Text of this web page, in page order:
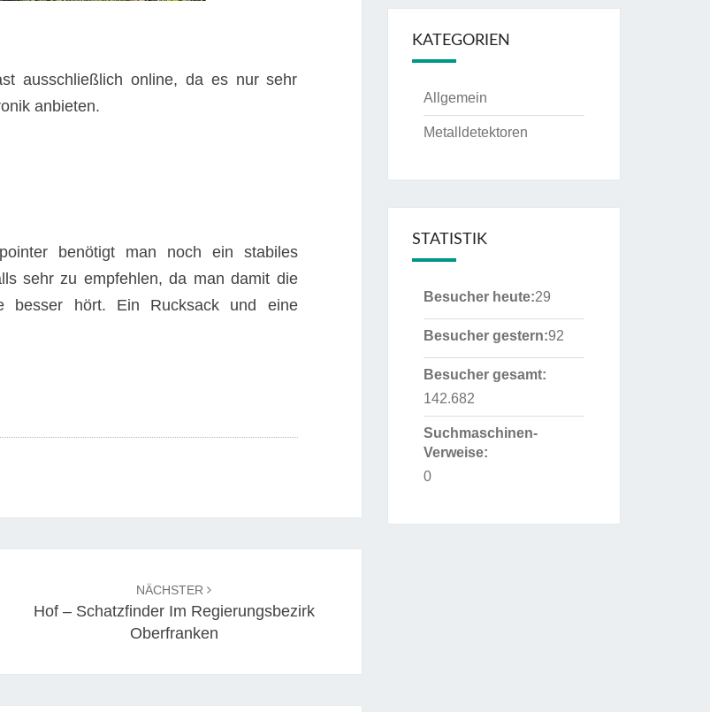
ausschließlich online, da es nur sehr
anbieten.
benötigt man noch ein stabiles
sehr zu empfehlen, da man damit die
besser hört. Ein Rucksack und eine
NÄCHSTER
Hof – Schatzfinder Im Regierungsbezirk
Oberfranken
KATEGORIEN
Allgemein
Metalldetektoren
STATISTIK
Besucher heute:29
Besucher gestern:92
Besucher gesamt:
142.682
Suchmaschinen-
Verweise:
0